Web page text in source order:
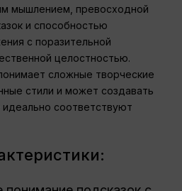
мышлением, превосходной
и способностью
с поразительной
целостностью.
сложные творческие
стили и может создавать
соответствуют